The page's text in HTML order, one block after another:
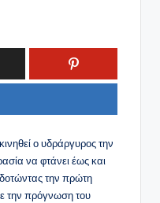
ο υδράργυρος την
να φτάνει έως και
την πρώτη
την πρόγνωση του